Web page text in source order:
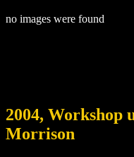
no images were found
2004, Workshop
Morrison